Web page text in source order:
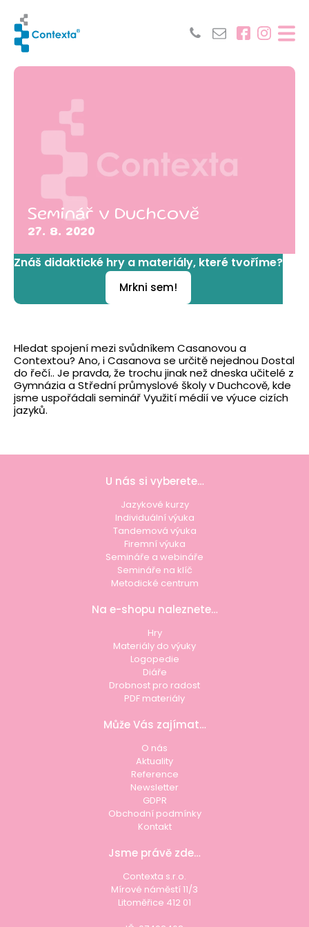
Seminář v Duchcově
27. 8. 2020
Znáš didaktické hry a materiály, které tvoříme?
Mrkni sem!
Hledat spojení mezi svůdníkem Casanovou a
Contextou? Ano, i Casanova se určitě nejednou Dostal
do řečí.. Je pravda, že trochu jinak než dneska učitelé z
Gymnázia a Střední průmyslové školy v Duchcově, kde
jsme uspořádali seminář Využití médií ve výuce cizích
jazyků.
U nás si vyberete…
Jazykové kurzy
Individuální výuka
Tandemová výuka
Firemní výuka
Semináře a webináře
Semináře na klíč
Metodické centrum
Na e-shopu naleznete…
Hry
Materiály do výuky
Logopedie
Diáře
Drobnost pro radost
PDF materiály
Může Vás zajímat…
O nás
Aktuality
Reference
Newsletter
GDPR
Obchodní podmínky
Kontakt
Jsme právě zde…
Contexta s.r.o.
Mírové náměstí 11/3
Litoměřice 412 01